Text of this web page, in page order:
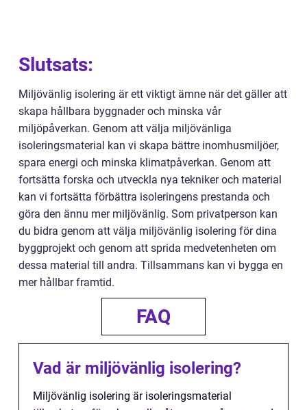
Slutsats:
Miljövänlig isolering är ett viktigt ämne när det gäller att
skapa hållbara byggnader och minska vår
miljöpåverkan. Genom att välja miljövänliga
isoleringsmaterial kan vi skapa bättre inomhusmiljöer,
spara energi och minska klimatpåverkan. Genom att
fortsätta forska och utveckla nya tekniker och material
kan vi fortsätta förbättra isoleringens prestanda och
göra den ännu mer miljövänlig. Som privatperson kan
du bidra genom att välja miljövänlig isolering för dina
byggprojekt och genom att sprida medvetenheten om
dessa material till andra. Tillsammans kan vi bygga en
mer hållbar framtid.
FAQ
Vad är miljövänlig isolering?
Miljövänlig isolering är isoleringsmaterial